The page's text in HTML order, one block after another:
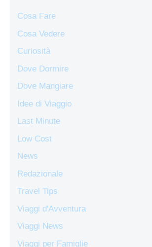
Cosa Fare
Cosa Vedere
Curiosità
Dove Dormire
Dove Mangiare
Idee di Viaggio
Last Minute
Low Cost
News
Redazionale
Travel Tips
Viaggi d'Avventura
Viaggi News
Viaggi per Famiglie